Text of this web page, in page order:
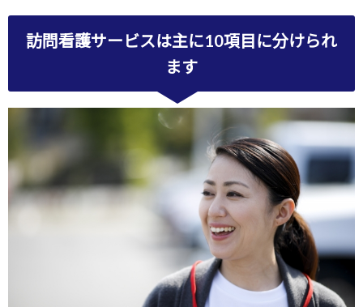
訪問看護サービスは主に10項目に分けられ
ます